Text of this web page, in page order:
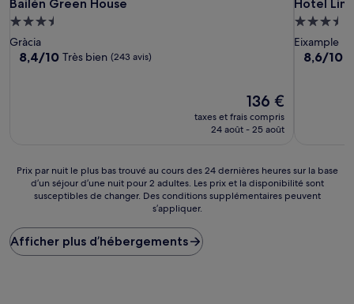
Bailén Green House
Hébergement
3.5 étoiles
Gràcia
8.4
8,4/10 Très bien (243 avis)
Le
nouveau
prix
136 €
136 €
taxes et frais compris
24 août - 25 août
Hotel
3.5 étoiles
Eixample
8.6
8,6/10
Prix
plus
bas
trouvé
Prix par nuit le plus bas trouvé au cours des 24 dernières heures sur la base
d’un séjour d’une nuit pour 2 adultes. Les prix et la disponibilité sont
susceptibles de changer. Des conditions supplémentaires peuvent
s’appliquer.
Afficher plus d’hébergements